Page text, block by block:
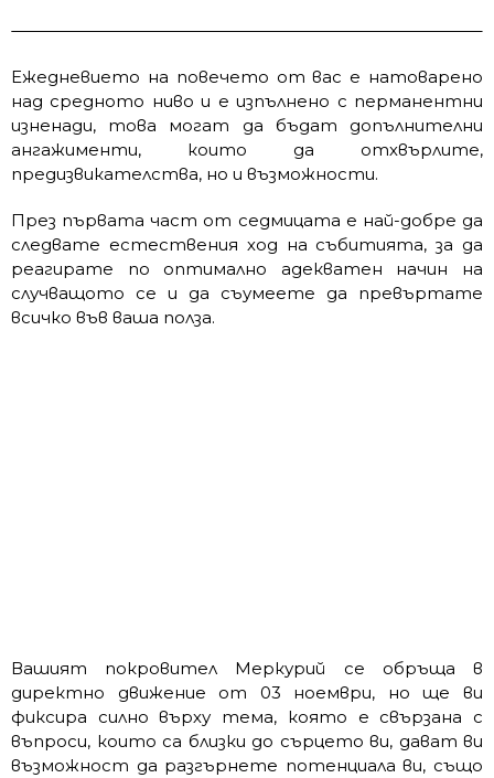
Ежедневието на повечето от вас е натоварено
над средното ниво и е изпълнено с перманентни
изненади, това могат да бъдат допълнителни
ангажименти, които да отхвърлите,
предизвикателства, но и възможности.
През първата част от седмицата е най-добре да
следвате естествения ход на събитията, за да
реагирате по оптимално адекватен начин на
случващото се и да съумеете да превъртате
всичко във ваша полза.
Вашият покровител Меркурий се обръща в
директно движение от 03 ноември, но ще ви
фиксира силно върху тема, която е свързана с
въпроси, които са близки до сърцето ви, дават ви
възможност да разгърнете потенциала ви, също